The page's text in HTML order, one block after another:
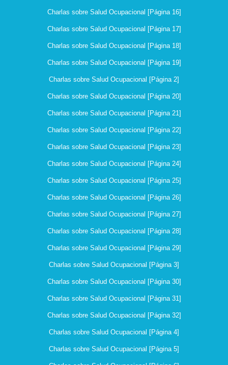
Charlas sobre Salud Ocupacional [Página 16]
Charlas sobre Salud Ocupacional [Página 17]
Charlas sobre Salud Ocupacional [Página 18]
Charlas sobre Salud Ocupacional [Página 19]
Charlas sobre Salud Ocupacional [Página 2]
Charlas sobre Salud Ocupacional [Página 20]
Charlas sobre Salud Ocupacional [Página 21]
Charlas sobre Salud Ocupacional [Página 22]
Charlas sobre Salud Ocupacional [Página 23]
Charlas sobre Salud Ocupacional [Página 24]
Charlas sobre Salud Ocupacional [Página 25]
Charlas sobre Salud Ocupacional [Página 26]
Charlas sobre Salud Ocupacional [Página 27]
Charlas sobre Salud Ocupacional [Página 28]
Charlas sobre Salud Ocupacional [Página 29]
Charlas sobre Salud Ocupacional [Página 3]
Charlas sobre Salud Ocupacional [Página 30]
Charlas sobre Salud Ocupacional [Página 31]
Charlas sobre Salud Ocupacional [Página 32]
Charlas sobre Salud Ocupacional [Página 4]
Charlas sobre Salud Ocupacional [Página 5]